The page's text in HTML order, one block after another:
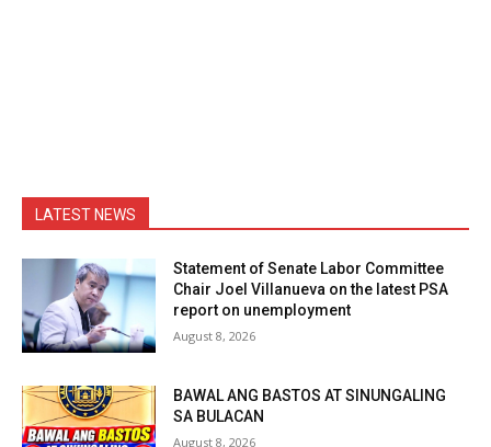
LATEST NEWS
Statement of Senate Labor Committee
Chair Joel Villanueva on the latest PSA
report on unemployment
August 8, 2026
BAWAL ANG BASTOS AT SINUNGALING
SA BULACAN
August 8, 2026